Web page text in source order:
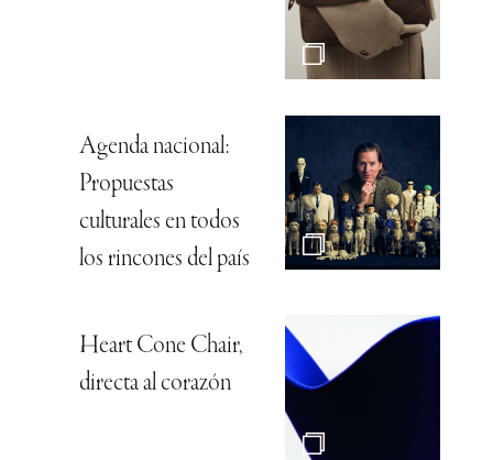
Agenda nacional:
Propuestas
culturales en todos
los rincones del país
Heart Cone Chair,
directa al corazón